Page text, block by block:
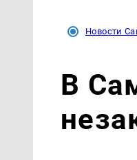
Новости
В